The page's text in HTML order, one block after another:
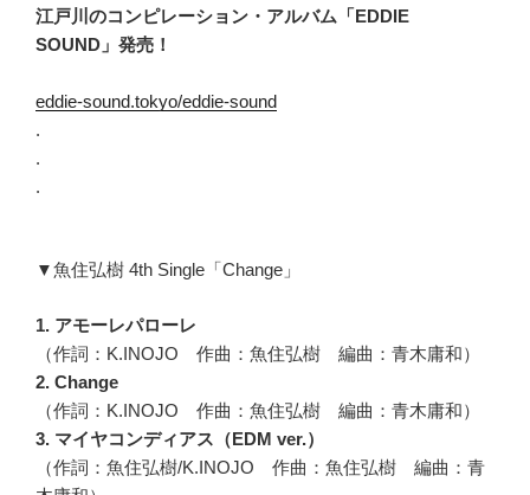
江戸川のコンピレーション・アルバム「EDDIE
SOUND」発売！
eddie-sound.tokyo/eddie-sound
.
.
.
▼魚住弘樹 4th Single「Change」
1. アモーレパローレ
（作詞：K.INOJO 作曲：魚住弘樹 編曲：青木庸和）
2. Change
（作詞：K.INOJO 作曲：魚住弘樹 編曲：青木庸和）
3. マイヤコンディアス（EDM ver.）
（作詞：魚住弘樹/K.INOJO 作曲：魚住弘樹 編曲：青